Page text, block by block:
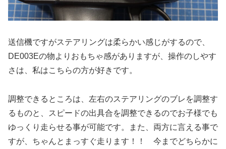
送信機ですがステアリングは柔らかい感じがするので、
DE003Eの物よりおもちゃ感がありますが、操作のしやす
さは、私はこちらの方が好きです。
調整できるところは、左右のステアリングのブレを調整す
るものと、スピードの出具合を調整できるのでお子様でも
ゆっくり走らせる事が可能です。また、両方に言える事で
すが、ちゃんとまっすぐ走ります！！ 今までどちらかに